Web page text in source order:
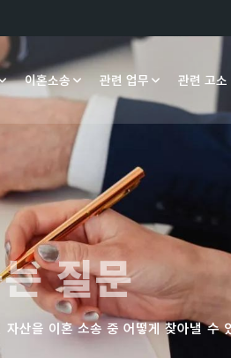
이혼소송 관련 업무 관련 고소
질문
산을 이혼 소송 중 어떻게 찾아낼 수